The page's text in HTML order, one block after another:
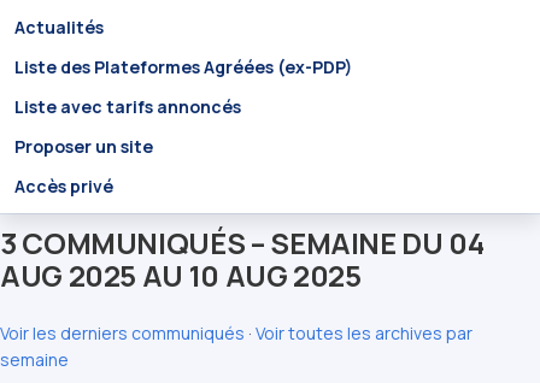
Actualités
Liste des Plateformes Agréées (ex-PDP)
Liste avec tarifs annoncés
Proposer un site
Accès privé
3 COMMUNIQUÉS – SEMAINE DU 04
AUG 2025 AU 10 AUG 2025
Voir les derniers communiqués · Voir toutes les archives par
semaine